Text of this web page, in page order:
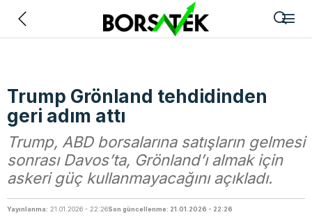
Trump Grönland tehdidinden
geri adım attı
Trump, ABD borsalarına satışların gelmesi
sonrası Davos’ta, Grönland’ı almak için
askeri güç kullanmayacağını açıkladı.
Yayınlanma: 21.01.2026 - 22:26Son güncellenme: 21.01.2026 - 22:26